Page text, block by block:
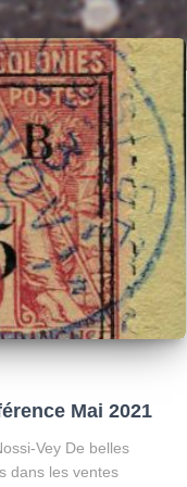
Mai 2021
Vey De belles
dans les ventes